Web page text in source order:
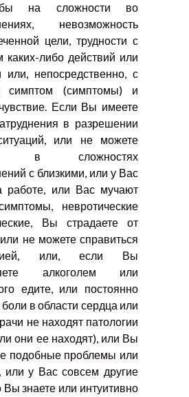
на сложности во
невозможность
цели, трудности с
каких-либо действий или
или, непосредственно, с
симптом (симптомы) и
Если Вы имеете
в разрешении
или не можете
в сложностях
с близкими, или у Вас
работе, или Вас мучают
невротические
Вы страдаете от
не можете справиться
или, если Вы
алкоголем или
едите, или постоянно
в области сердца или
не находят патологии
они ее находят), или Вы
подобные проблемы или
или у Вас совсем другие
знаете или интуитивно